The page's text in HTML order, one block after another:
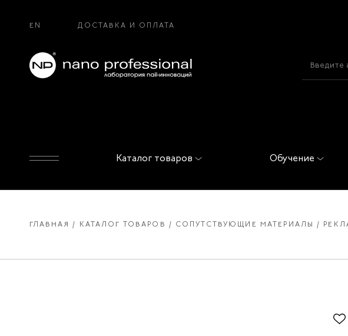
EN ДОСТАВКА И ОПЛАТА
Каталог товаров Обучение
ГЛАВНАЯ КАТАЛОГ ТОВАРОВ СОПУТСТВУЮЩИЕ МАТЕРИАЛЫ